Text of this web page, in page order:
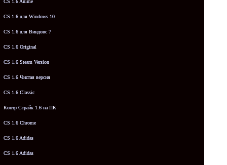
CS 1.6 Anime
CS 1.6 для Windows 10
CS 1.6 для Виндовс 7
CS 1.6 Original
CS 1.6 Steam Version
CS 1.6 Чистая версия
CS 1.6 Classic
Контр Страйк 1.6 на ПК
CS 1.6 Chrome
CS 1.6 Adidas
CS 1.6 Adidas